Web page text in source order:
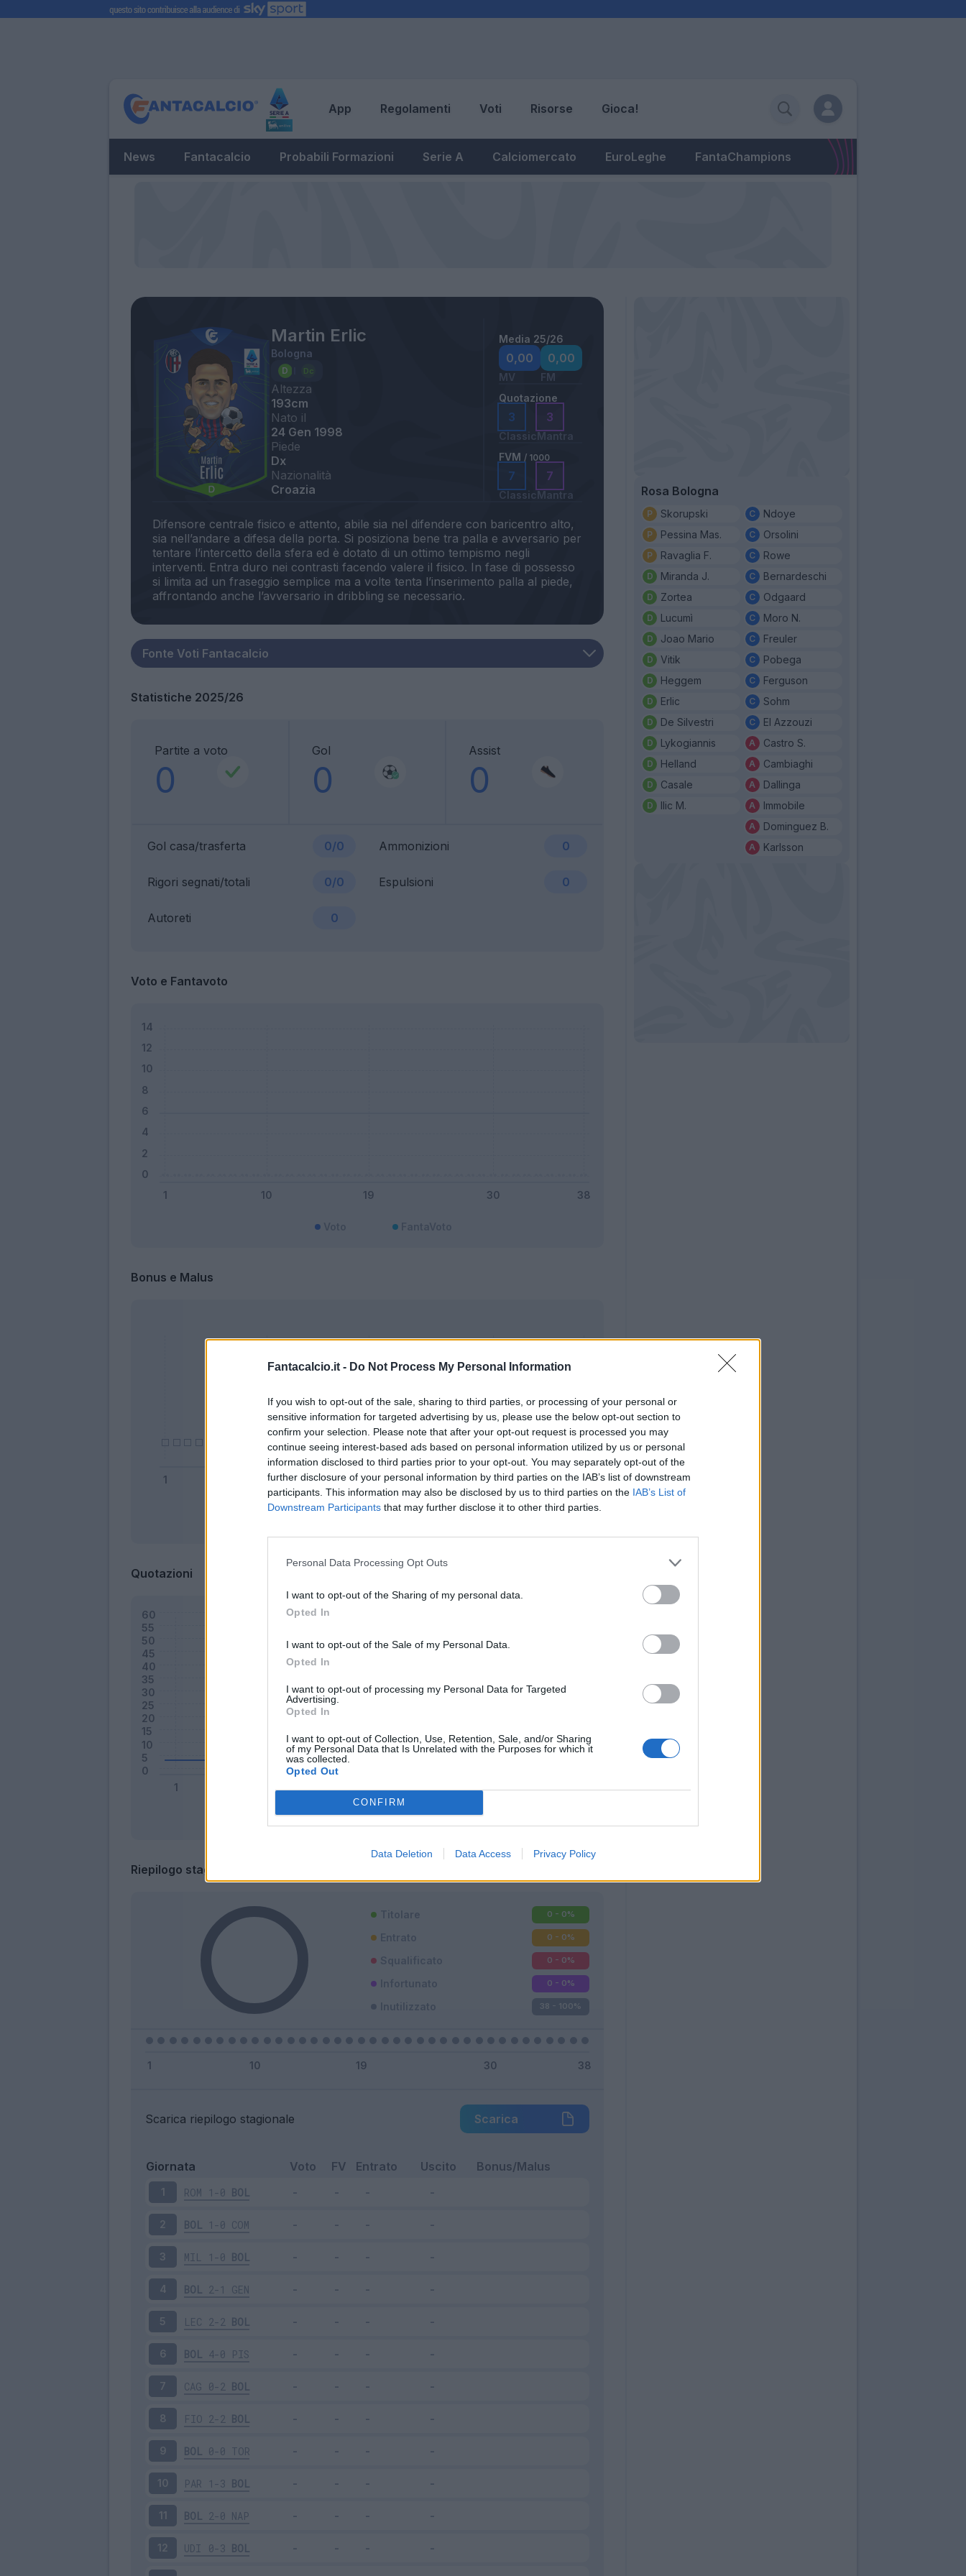
Fantacalcio.it - Do Not Process My Personal Information
If you wish to opt-out of the sale, sharing to third parties, or processing of your personal or
sensitive information for targeted advertising by us, please use the below opt-out section to
confirm your selection. Please note that after your opt-out request is processed you may
continue seeing interest-based ads based on personal information utilized by us or personal
information disclosed to third parties prior to your opt-out. You may separately opt-out of the
further disclosure of your personal information by third parties on the IAB’s list of downstream
participants. This information may also be disclosed by us to third parties on the IAB’s List of
Downstream Participants that may further disclose it to other third parties.
Personal Data Processing Opt Outs
I want to opt-out of the Sharing of my personal data.
Opted In
I want to opt-out of the Sale of my Personal Data.
Opted In
I want to opt-out of processing my Personal Data for Targeted
Advertising.
Opted In
I want to opt-out of Collection, Use, Retention, Sale, and/or Sharing
of my Personal Data that Is Unrelated with the Purposes for which it
was collected.
Opted Out
CONFIRM
Data Deletion Data Access Privacy Policy
App Regolamenti Voti Risorse Gioca!
News Fantacalcio Probabili Formazioni Serie A Calciomercato EuroLeghe FantaChampions
Martin Erlic
Bologna
Altezza
193cm
Nato il
24 Gen 1998
Piede
Dx
Nazionalità
Croazia
Media 25/26
0,00
MV
0,00
FM
Quotazione
3
Classic
3
Mantra
FVM / 1000
7
Classic
7
Mantra
Difensore centrale fisico e attento, abile sia nel difendere con baricentro alto,
sia nell’andare a difesa della porta. Si posiziona bene tra palla e avversario per
tentare l’intercetto della sfera ed è dotato di un ottimo tempismo negli
interventi. Entra duro nei contrasti facendo valere il fisico. In fase di possesso
si limita ad un fraseggio semplice ma a volte tenta l’inserimento palla al piede,
Statistiche 2025/26
Partite a voto
0
Gol
0
Assist
0
Gol casa/trasferta 0/0 Ammonizioni 0
Rigori segnati/totali 0/0 Espulsioni 0
Autoreti 0
Voto e Fantavoto
Bonus e Malus
Quotazioni
Classic Mantra
Riepilogo stagione
Titolare 0 - 0%
Entrato 0 - 0%
Squalificato 0 - 0%
Infortunato 0 - 0%
Inutilizzato 38 - 100%
Scarica riepilogo stagionale Scarica
Giornata Voto FV Entrato Uscito Bonus/Malus
1 ROM 1-0 BOL
2 BOL 1-0 COM
3 MIL 1-0 BOL
4 BOL 2-1 GEN
5 LEC 2-2 BOL
6 BOL 4-0 PIS
7 CAG 0-2 BOL
8 FIO 2-2 BOL
9 BOL 0-0 TOR
10 PAR 1-3 BOL
11 BOL 2-0 NAP
12 UDI 0-3 BOL
Rosa Bologna
Skorupski
Pessina Mas.
Ravaglia F.
Miranda J.
Zortea
Lucumì
Joao Mario
Vitik
Heggem
Erlic
De Silvestri
Lykogiannis
Helland
Casale
Ilic M.
Ndoye
Orsolini
Rowe
Bernardeschi
Odgaard
Moro N.
Freuler
Pobega
Ferguson
Sohm
El Azzouzi
Castro S.
Cambiaghi
Dallinga
Immobile
Dominguez B.
Karlsson